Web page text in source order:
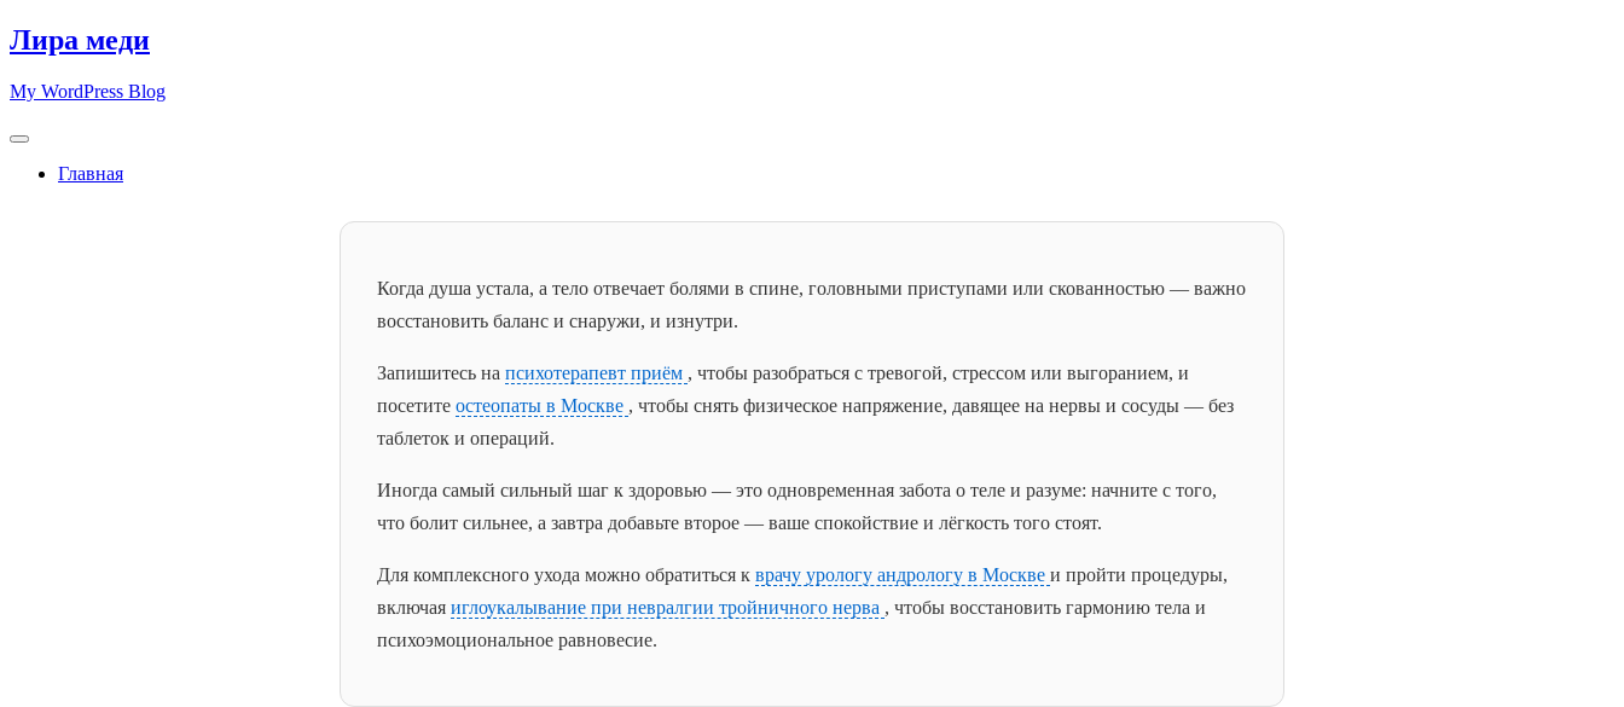
Skip
to
Лира меди
My WordPress Blog
Главная
Когда душа устала, а тело отвечает болями в спине, головными приступами или скованностью — важно
восстановить баланс и снаружи, и изнутри.
Запишитесь на психотерапевт приём , чтобы разобраться с тревогой, стрессом или выгоранием, и
посетите остеопаты в Москве , чтобы снять физическое напряжение, давящее на нервы и сосуды — без
таблеток и операций.
Иногда самый сильный шаг к здоровью — это одновременная забота о теле и разуме: начните с того,
что болит сильнее, а завтра добавьте второе — ваше спокойствие и лёгкость того стоят.
Для комплексного ухода можно обратиться к врачу урологу андрологу в Москве и пройти процедуры,
включая иглоукалывание при невралгии тройничного нерва , чтобы восстановить гармонию тела и
психоэмоциональное равновесие.